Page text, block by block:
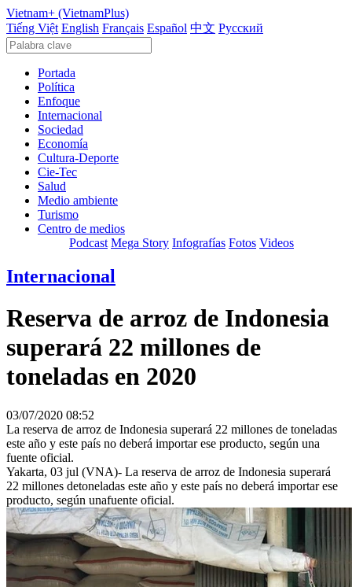
Vietnam+ (VietnamPlus)
Tiếng Việt English Français Español 中文 Русский
Portada
Política
Enfoque
Internacional
Sociedad
Economía
Cultura-Deporte
Cie-Tec
Salud
Medio ambiente
Turismo
Centro de medios
Podcast Mega Story Infografías Fotos Videos
Internacional
Reserva de arroz de Indonesia
superará 22 millones de
toneladas en 2020
03/07/2020 08:52
La reserva de arroz de Indonesia superará 22 millones de toneladas
este año y este país no deberá importar ese producto, según una
fuente oficial.
Yakarta, 03 jul (VNA)- La reserva de arroz de Indonesia superará
22 millones detoneladas este año y este país no deberá importar ese
producto, según unafuente oficial.